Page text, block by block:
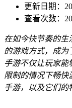
更新日期：
查看次数：20
在如今快节奏的生
的游戏方式，成为
手游不仅让玩家能
限制的情况下畅快
手游，以及它们的